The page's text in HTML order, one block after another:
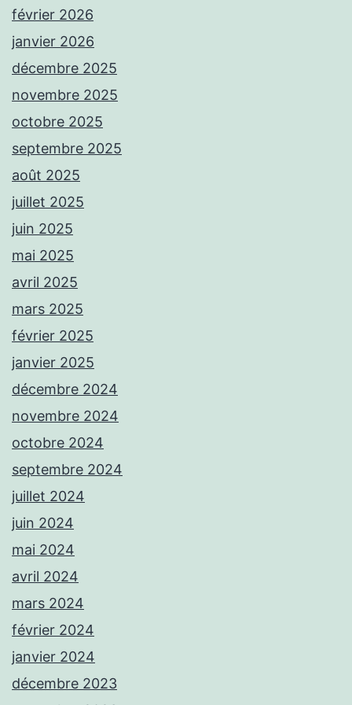
février 2026
janvier 2026
décembre 2025
novembre 2025
octobre 2025
septembre 2025
août 2025
juillet 2025
juin 2025
mai 2025
avril 2025
mars 2025
février 2025
janvier 2025
décembre 2024
novembre 2024
octobre 2024
septembre 2024
juillet 2024
juin 2024
mai 2024
avril 2024
mars 2024
février 2024
janvier 2024
décembre 2023